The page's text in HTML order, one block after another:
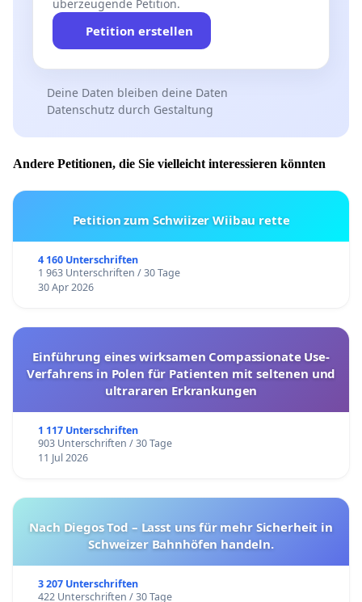
überzeugende Petition.
Petition erstellen
Deine Daten bleiben deine Daten
Datenschutz durch Gestaltung
Andere Petitionen, die Sie vielleicht interessieren könnten
Petition zum Schwiizer Wiibau rette
4 160 Unterschriften
1 963 Unterschriften / 30 Tage
30 Apr 2026
Einführung eines wirksamen Compassionate Use-
Verfahrens in Polen für Patienten mit seltenen und
ultrararen Erkrankungen
1 117 Unterschriften
903 Unterschriften / 30 Tage
11 Jul 2026
Nach Diegos Tod – Lasst uns für mehr Sicherheit in
Schweizer Bahnhöfen handeln.
3 207 Unterschriften
422 Unterschriften / 30 Tage